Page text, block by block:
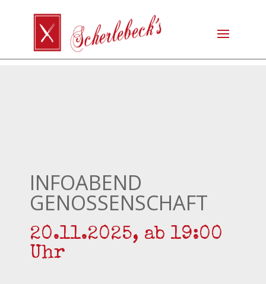
INFOABEND
GENOSSENSCHAFT
20.11.2025, ab 19:00
Uhr